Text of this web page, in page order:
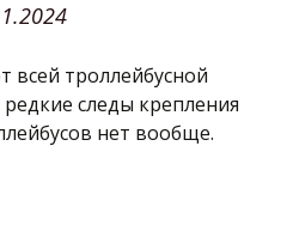
всей троллейбусной
следы крепления
нет вообще.